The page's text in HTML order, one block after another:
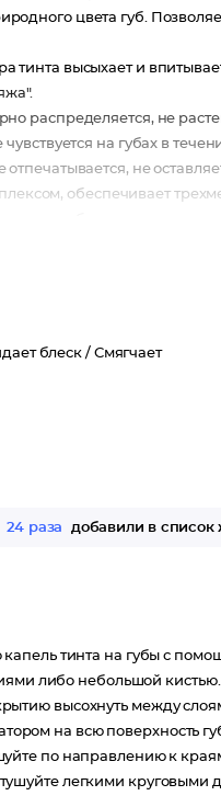
цвета губ.
тинта высыхает и
распределяется, не
на губах в
не
обеспечивает
блеск / Смягчает
24 раза добавили в список
капель тинта на губы с
либо небольшой кистью.
высохнуть между
на всю поверхность
по направлению к
легкими